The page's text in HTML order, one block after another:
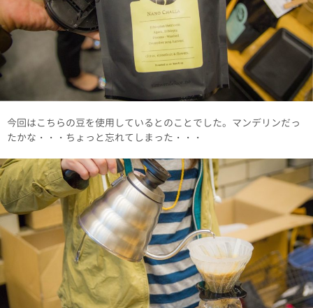
今回はこちらの豆を使用しているとのことでした。マンデリンだっ
たかな・・・ちょっと忘れてしまった・・・